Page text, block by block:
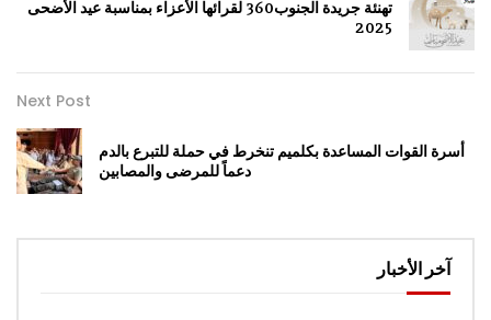
تهنئة جريدة الجنوب360 لقرائها الأعزاء بمناسبة عيد الأضحى
2025
Next Post
أسرة القوات المساعدة بكلميم تنخرط في حملة للتبرع بالدم
دعماً للمرضى والمصابين
آخر الأخبار